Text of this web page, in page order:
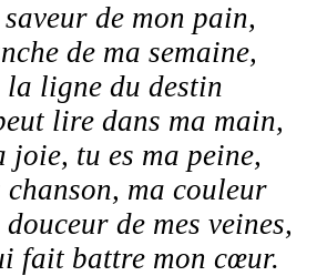
de mon pain,
de ma semaine,
la ligne du destin
lire dans ma main,
joie, tu es ma peine,
chanson, ma couleur
de mes veines,
fait battre mon cœur.